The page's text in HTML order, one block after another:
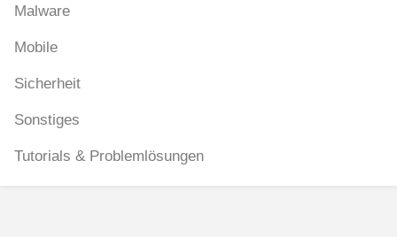
Malware
Mobile
Sicherheit
Sonstiges
Tutorials & Problemlösungen